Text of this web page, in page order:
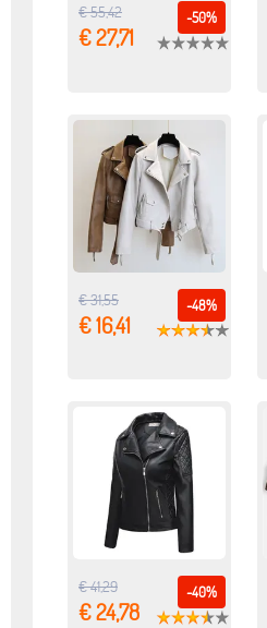
-50%
€ 55,42
€ 27,71
-48%
€ 31,55
€ 16,41
-40%
€ 41,29
€ 24,78